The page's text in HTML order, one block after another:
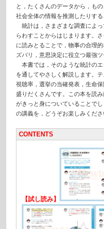
と，たくさんのデータから，も
社会全体の情報を推測したりする
統計は，さまざまな調査によ
らわすことからはじまります。
に読みとることで，物事の合理
ズバリ，意思決定に役立つ最強
本書では，そのような統計の
を通してやさしく解説します。
視聴率，選挙の当確発表，生命
盛りだくさんです。この本を読
がきっと身についていることで
の講義を，どうぞお楽しみくださ
CONTENTS
【試し読み】